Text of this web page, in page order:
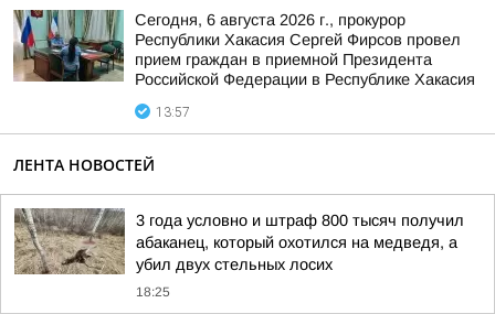
Сегодня, 6 августа 2026 г., прокурор
Республики Хакасия Сергей Фирсов провел
прием граждан в приемной Президента
Российской Федерации в Республике Хакасия
13:57
ЛЕНТА НОВОСТЕЙ
3 года условно и штраф 800 тысяч получил
абаканец, который охотился на медведя, а
убил двух стельных лосих
18:25